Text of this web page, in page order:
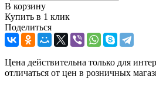
В корзину
Купить в 1 клик
Поделиться
Цена действительна только для
отличаться от цен в розничных